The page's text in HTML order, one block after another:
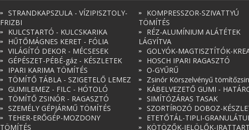
STRANDKAPSZULA - VÍZIPISZTOLY-
FRIZBI
KULCSTARTÓ - KULCSKARIKA
HŰTŐMÁGNES KERET - FÓLIA
VILÁGÍTÓ DEKOR - MÉCSESEK
GÉPÉSZET-PÉBÉ-gáz - KÉSZLETEK
IPARI KARIMA TÖMÍTÉS
TÖMÍTŐ TÁBLA - SZIGETELŐ LEMEZ
GUMILEMEZ - FILC - HÓTOLÓ
TÖMÍTŐ ZSINÓR - RAGASZTÓ
SZEMÉLY GÉPJÁRMŰ TÖMÍTÉS
TEHER-ERŐGÉP-MOZDONY
TÖMÍTÉS
KOMPRESSZOR-SZIVATTYÚ
TÖMÍTÉS
RÉZ-ALUMÍNIUM ALÁTÉTEK
LÁGYÍTVA
GOLYÓK-MAGTISZTÍTÓK-
HOSCH IPARI RAGASZTÓ
O-GYŰRŰ
Zsinór Körszelvényű
KÁBELVEZETŐ GUMI -
SIMÍTÓZÁRAS TASAK
SZORTÍROZÓ DOBOZ-
ETETŐTÁL-TIPLI-
KÖTÖZŐK-JELÖLŐK-